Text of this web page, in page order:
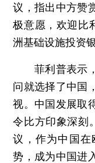
议，指出中方赞
极意愿，欢迎比
洲基础设施投资
菲利普表示，
问就选择了中国
视。中国发展取
令比方印象深刻
议，作为中国
势，成为中国进